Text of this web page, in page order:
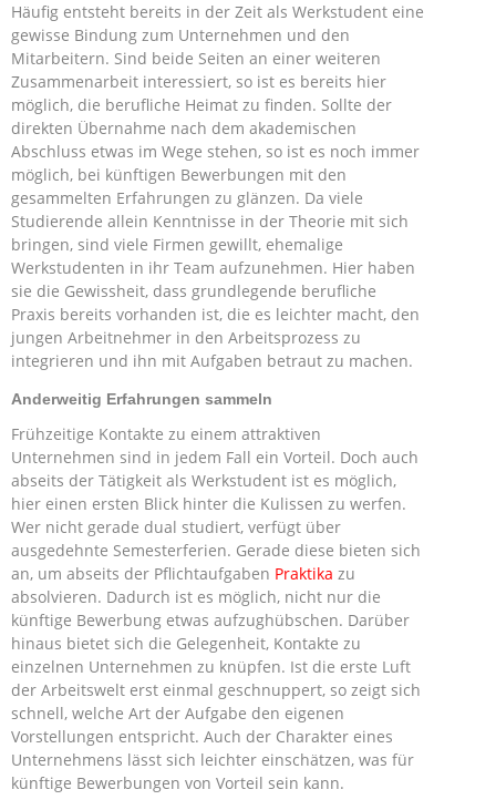
Häufig entsteht bereits in der Zeit als Werkstudent eine
gewisse Bindung zum Unternehmen und den
Mitarbeitern. Sind beide Seiten an einer weiteren
Zusammenarbeit interessiert, so ist es bereits hier
möglich, die berufliche Heimat zu finden. Sollte der
direkten Übernahme nach dem akademischen
Abschluss etwas im Wege stehen, so ist es noch immer
möglich, bei künftigen Bewerbungen mit den
gesammelten Erfahrungen zu glänzen. Da viele
Studierende allein Kenntnisse in der Theorie mit sich
bringen, sind viele Firmen gewillt, ehemalige
Werkstudenten in ihr Team aufzunehmen. Hier haben
sie die Gewissheit, dass grundlegende berufliche
Praxis bereits vorhanden ist, die es leichter macht, den
jungen Arbeitnehmer in den Arbeitsprozess zu
integrieren und ihn mit Aufgaben betraut zu machen.
Anderweitig Erfahrungen sammeln
Frühzeitige Kontakte zu einem attraktiven
Unternehmen sind in jedem Fall ein Vorteil. Doch auch
abseits der Tätigkeit als Werkstudent ist es möglich,
hier einen ersten Blick hinter die Kulissen zu werfen.
Wer nicht gerade dual studiert, verfügt über
ausgedehnte Semesterferien. Gerade diese bieten sich
an, um abseits der Pflichtaufgaben Praktika zu
absolvieren. Dadurch ist es möglich, nicht nur die
künftige Bewerbung etwas aufzughübschen. Darüber
hinaus bietet sich die Gelegenheit, Kontakte zu
einzelnen Unternehmen zu knüpfen. Ist die erste Luft
der Arbeitswelt erst einmal geschnuppert, so zeigt sich
schnell, welche Art der Aufgabe den eigenen
Vorstellungen entspricht. Auch der Charakter eines
Unternehmens lässt sich leichter einschätzen, was für
künftige Bewerbungen von Vorteil sein kann.